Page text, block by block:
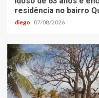
residência no bairro
diego 07/08/2026